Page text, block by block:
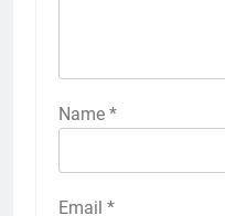
Name *
Email *